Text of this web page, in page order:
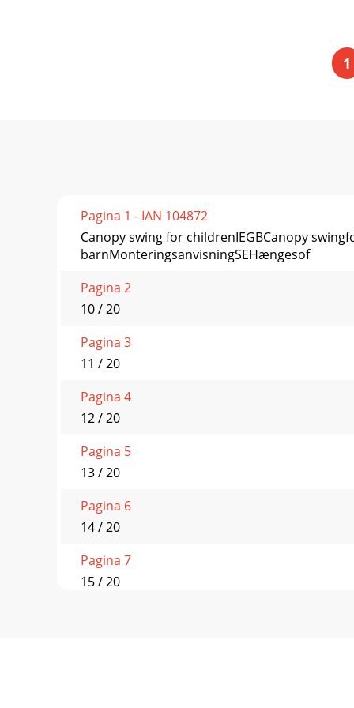
1
Pagina 1 - IAN 104872
Canopy swing for childrenIEGBCanopy
barnMonteringsanvisningSEHængesof
Pagina 2
10 / 20
Pagina 3
11 / 20
Pagina 4
12 / 20
Pagina 5
13 / 20
Pagina 6
14 / 20
Pagina 7
15 / 20